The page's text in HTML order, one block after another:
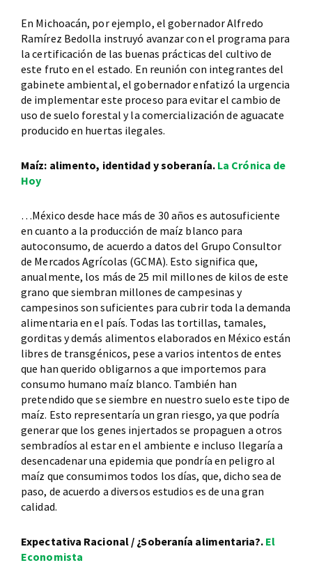
En Michoacán, por ejemplo, el gobernador Alfredo
Ramírez Bedolla instruyó avanzar con el programa para
la certificación de las buenas prácticas del cultivo de
este fruto en el estado. En reunión con integrantes del
gabinete ambiental, el gobernador enfatizó la urgencia
de implementar este proceso para evitar el cambio de
uso de suelo forestal y la comercialización de aguacate
producido en huertas ilegales.
Maíz: alimento, identidad y soberanía. La Crónica de
Hoy
…México desde hace más de 30 años es autosuficiente
en cuanto a la producción de maíz blanco para
autoconsumo, de acuerdo a datos del Grupo Consultor
de Mercados Agrícolas (GCMA). Esto significa que,
anualmente, los más de 25 mil millones de kilos de este
grano que siembran millones de campesinas y
campesinos son suficientes para cubrir toda la demanda
alimentaria en el país. Todas las tortillas, tamales,
gorditas y demás alimentos elaborados en México están
libres de transgénicos, pese a varios intentos de entes
que han querido obligarnos a que importemos para
consumo humano maíz blanco. También han
pretendido que se siembre en nuestro suelo este tipo de
maíz. Esto representaría un gran riesgo, ya que podría
generar que los genes injertados se propaguen a otros
sembradíos al estar en el ambiente e incluso llegaría a
desencadenar una epidemia que pondría en peligro al
maíz que consumimos todos los días, que, dicho sea de
paso, de acuerdo a diversos estudios es de una gran
calidad.
Expectativa Racional / ¿Soberanía alimentaria?. El
Economista